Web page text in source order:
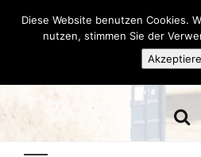
Diese Website benutzen Cookies.
nutzen, stimmen Sie der